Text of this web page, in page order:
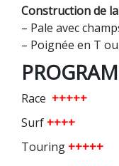
Construction de la
– Pale avec
– Poignée en T
Race +++++
Surf ++++
Touring +++++